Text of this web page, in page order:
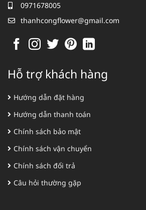
0971678005
thanhcongflower@gmail.com
Hỗ trợ khách hàng
Hướng dẫn đặt hàng
Hướng dẫn thanh toán
Chính sách bảo mật
Chính sách vận chuyển
Chính sách đổi trả
Câu hỏi thường gặp